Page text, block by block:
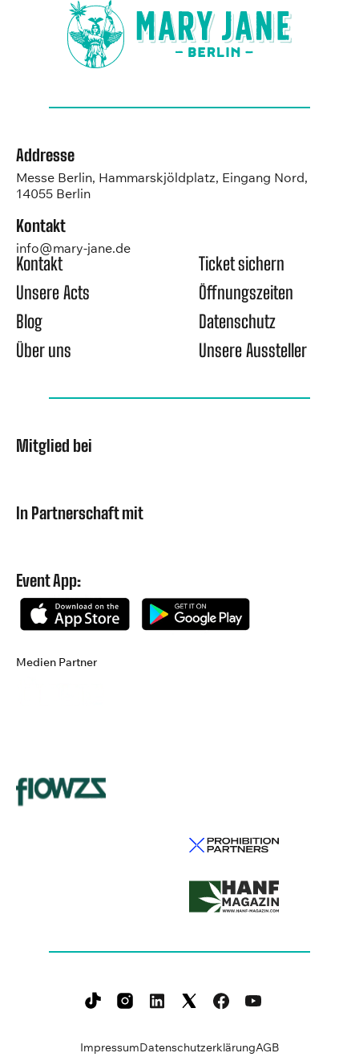
Addresse
Messe Berlin, Hammarskjöldplatz, Eingang Nord,
14055 Berlin
Kontakt
info@mary-jane.de
Über uns
Datenschutz
Kontakt
Unsere Aussteller
Ticket sichern
Unsere Acts
Öffnungszeiten
Blog
Mitglied bei
In Partnerschaft mit
Event App:
Medien Partner
ImpressumDatenschutzerklärungAGB